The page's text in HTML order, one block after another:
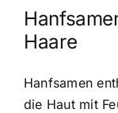
Haare
Hanfsamen
die Haut mit